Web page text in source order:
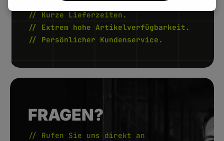
// Kurze Lieferzeiten.
// Extrem hohe Artikelverfügbarkeit.
// Persönlicher Kundenservice.
FRAGEN?
// Rufen Sie uns direkt an